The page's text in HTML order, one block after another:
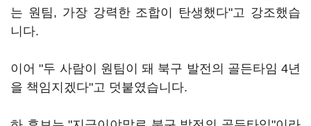
는 원팀, 가장 강력한 조합이 탄생했다"고 강조했습
니다.
이어 "두 사람이 원팀이 돼 북구 발전의 골든타임 4년
을 책임지겠다"고 덧붙였습니다.